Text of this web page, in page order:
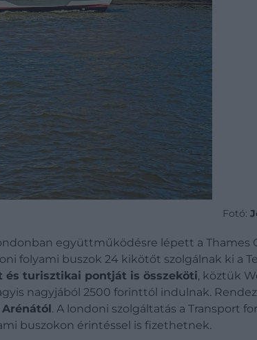
Fotó:
együttműködésre lépett a Thames
folyami buszok 24 kikötőt szolgálnak ki a
és turisztikai pontját is összeköti, köztük
nagyjából 2500 forinttól indulnak.
Arénától. A londoni szolgáltatás a Transport
buszokon érintéssel is fizethetnek.